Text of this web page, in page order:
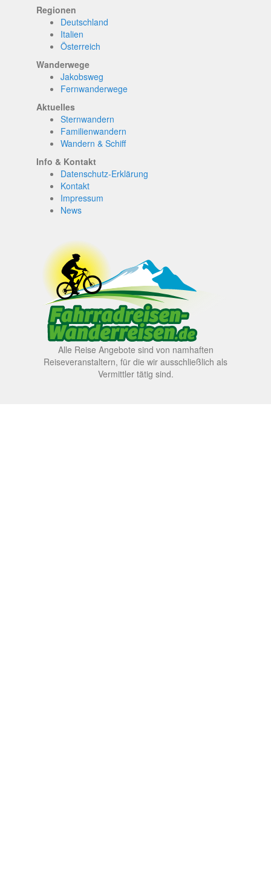
Regionen
Deutschland
Italien
Österreich
Wanderwege
Jakobsweg
Fernwanderwege
Aktuelles
Sternwandern
Familienwandern
Wandern & Schiff
Info & Kontakt
Datenschutz-Erklärung
Kontakt
Impressum
News
Alle Reise Angebote sind von namhaften
Reiseveranstaltern, für die wir ausschließlich als
Vermittler tätig sind.